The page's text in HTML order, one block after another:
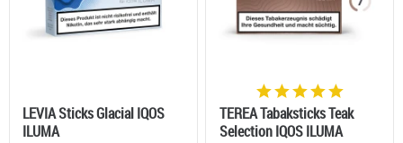
LEVIA Sticks Glacial IQOS
ILUMA
TEREA Tabaksticks Teak
Selection IQOS ILUMA